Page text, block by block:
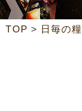
TOP > 日毎の糧